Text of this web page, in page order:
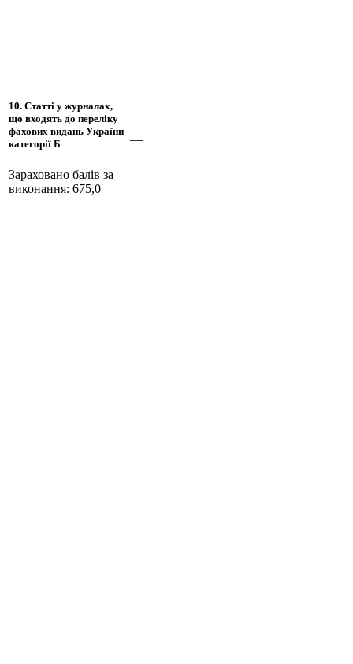
10. Статті у журналах,
що входять до переліку
фахових видань України
категорії Б
Зараховано балів за
виконання: 675,0
—